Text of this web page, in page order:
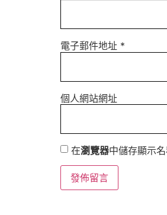
電子郵件地址 *
個人網站網址
在瀏覽器中儲存顯示